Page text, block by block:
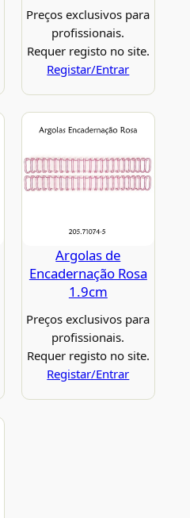
Preços exclusivos para
profissionais.
Requer registo no site.
Registar/Entrar
Argolas de
Encadernação Rosa
1.9cm
Preços exclusivos para
profissionais.
Requer registo no site.
Registar/Entrar